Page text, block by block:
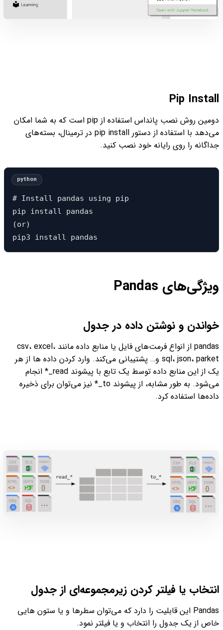
Pip Install
دومین روش نصب پانداس استفاده از pip است که به شما امکان
می‌دهد با استفاده از دستور pip install در ترمینال، بسته‌های
جداگانه را روی رایانه خود نصب کنید.
# Install pandas using pip
pip install pandas
(or)
pip3 install pandas
ویژگی‌های Pandas
خواندن و نوشتن داده در جدول
pandas از انواع فرمت‌های فایل یا منابع داده مانند csv، excel،
sql، json، parket و… پشتیبانی می‌کند. وارد کردن داده ها از هر
یک از این منابع داده توسط یک تابع با پیشوند read_* انجام
می‌شود. به طور مشابه، از پیشوند to_* نیز می‌توان برای ذخیره
داده‌ها استفاده کرد.
انتخاب یا فیلتر کردن زیرمجموعه‌ای از جدول
Pandas این قابلیت را دارد که می‌توان سطرها و یا ستون هایی
خاص از یک جدول را انتخاب و یا فیلتر نمود.